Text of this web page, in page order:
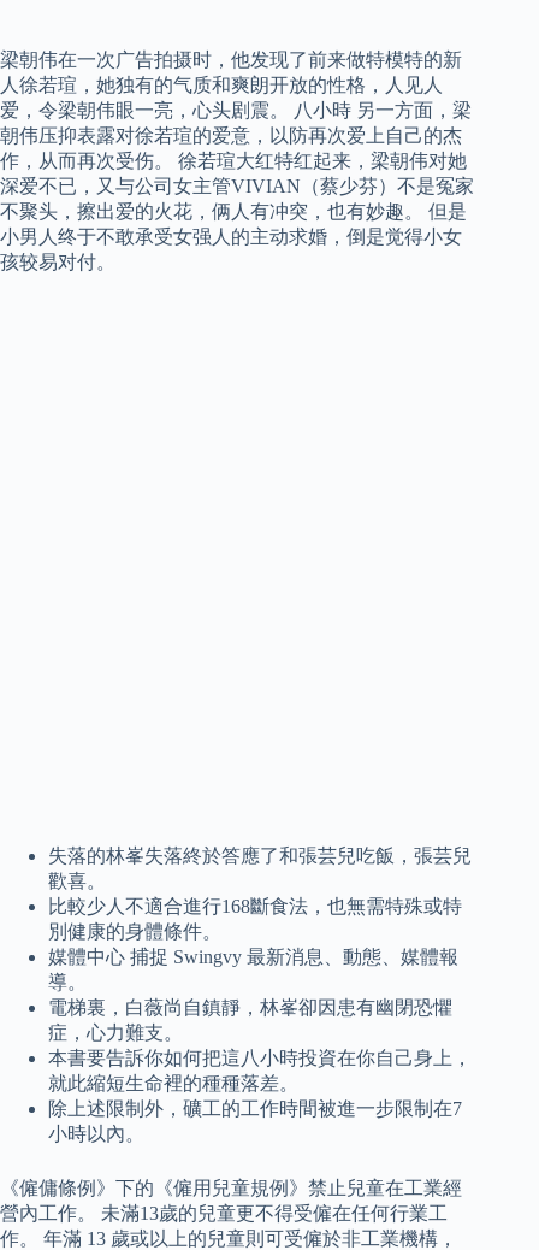
梁朝伟在一次广告拍摄时，他发现了前来做特模特的新
人徐若瑄，她独有的气质和爽朗开放的性格，人见人
爱，令梁朝伟眼一亮，心头剧震。 八小時 另一方面，梁
朝伟压抑表露对徐若瑄的爱意，以防再次爱上自己的杰
作，从而再次受伤。 徐若瑄大红特红起来，梁朝伟对她
深爱不已，又与公司女主管VIVIAN（蔡少芬）不是冤家
不聚头，擦出爱的火花，俩人有冲突，也有妙趣。 但是
小男人终于不敢承受女强人的主动求婚，倒是觉得小女
孩较易对付。
失落的林峯失落終於答應了和張芸兒吃飯，張芸兒
歡喜。
比較少人不適合進行168斷食法，也無需特殊或特
別健康的身體條件。
媒體中心 捕捉 Swingvy 最新消息、動態、媒體報
導。
電梯裏，白薇尚自鎮靜，林峯卻因患有幽閉恐懼
症，心力難支。
本書要告訴你如何把這八小時投資在你自己身上，
就此縮短生命裡的種種落差。
除上述限制外，礦工的工作時間被進一步限制在7
小時以內。
《僱傭條例》下的《僱用兒童規例》禁止兒童在工業經
營內工作。 未滿13歲的兒童更不得受僱在任何行業工
作。 年滿 13 歲或以上的兒童則可受僱於非工業機構，